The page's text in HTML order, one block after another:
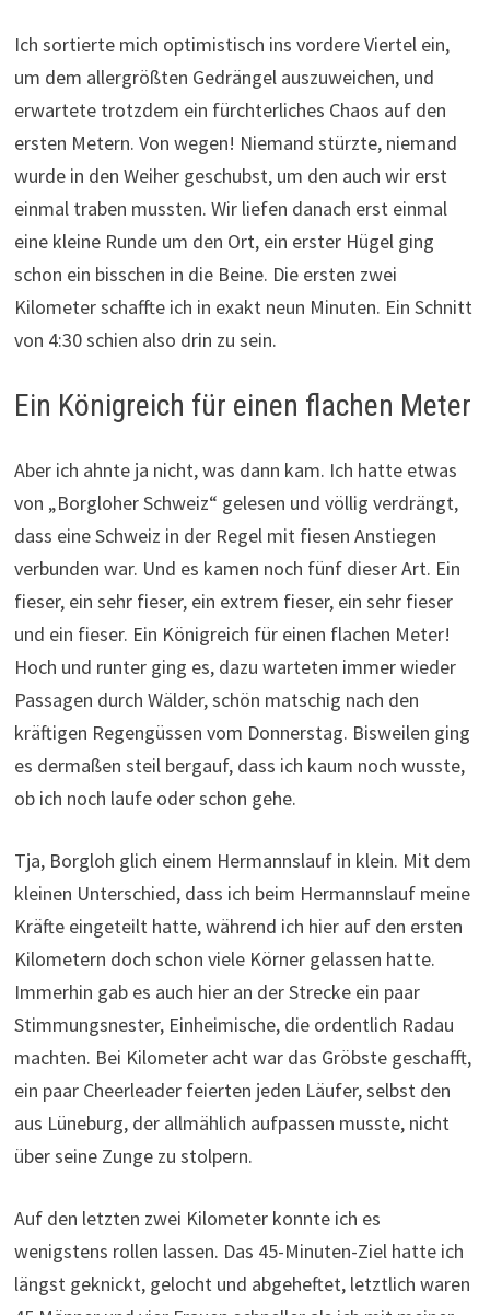
Ich sortierte mich optimistisch ins vordere Viertel ein,
um dem allergrößten Gedrängel auszuweichen, und
erwartete trotzdem ein fürchterliches Chaos auf den
ersten Metern. Von wegen! Niemand stürzte, niemand
wurde in den Weiher geschubst, um den auch wir erst
einmal traben mussten. Wir liefen danach erst einmal
eine kleine Runde um den Ort, ein erster Hügel ging
schon ein bisschen in die Beine. Die ersten zwei
Kilometer schaffte ich in exakt neun Minuten. Ein Schnitt
von 4:30 schien also drin zu sein.
Ein Königreich für einen flachen Meter
Aber ich ahnte ja nicht, was dann kam. Ich hatte etwas
von „Borgloher Schweiz“ gelesen und völlig verdrängt,
dass eine Schweiz in der Regel mit fiesen Anstiegen
verbunden war. Und es kamen noch fünf dieser Art. Ein
fieser, ein sehr fieser, ein extrem fieser, ein sehr fieser
und ein fieser. Ein Königreich für einen flachen Meter!
Hoch und runter ging es, dazu warteten immer wieder
Passagen durch Wälder, schön matschig nach den
kräftigen Regengüssen vom Donnerstag. Bisweilen ging
es dermaßen steil bergauf, dass ich kaum noch wusste,
ob ich noch laufe oder schon gehe.
Tja, Borgloh glich einem Hermannslauf in klein. Mit dem
kleinen Unterschied, dass ich beim Hermannslauf meine
Kräfte eingeteilt hatte, während ich hier auf den ersten
Kilometern doch schon viele Körner gelassen hatte.
Immerhin gab es auch hier an der Strecke ein paar
Stimmungsnester, Einheimische, die ordentlich Radau
machten. Bei Kilometer acht war das Gröbste geschafft,
ein paar Cheerleader feierten jeden Läufer, selbst den
aus Lüneburg, der allmählich aufpassen musste, nicht
über seine Zunge zu stolpern.
Auf den letzten zwei Kilometer konnte ich es
wenigstens rollen lassen. Das 45-Minuten-Ziel hatte ich
längst geknickt, gelocht und abgeheftet, letztlich waren